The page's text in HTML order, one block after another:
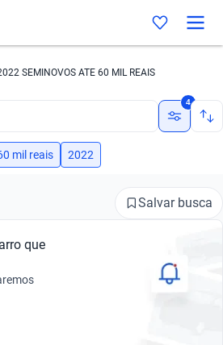
SEMINOVOS ATE 60 MIL REAIS
4
mil reais 2022
Salvar busca
que